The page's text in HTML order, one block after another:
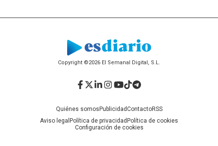
Copyright ©2026 El Semanal Digital, S.L.
Quiénes somos PublicidadContactoRSS
Aviso legal Política de privacidad Política de cookies
Configuración de cookies
Facebook
Twitter
LinkedIn
Instagram
YouTube
TikTok
Telegram